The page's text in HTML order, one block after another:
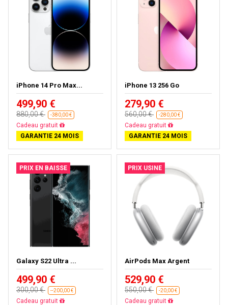
iPhone 14 Pro Max...
499,90 €
880,00 € -380,00 €
Livraison gratuite
GARANTIE 24 MOIS
iPhone 13 256 Go
279,90 €
560,00 € -280,00 €
Livraison gratuite
GARANTIE 24 MOIS
PRIX EN BAISSE
Galaxy S22 Ultra ...
499,90 €
300,00 € --200,00 €
Presque épuisé
PRIX USINE
AirPods Max Argent
529,90 €
550,00 € -20,00 €
Presque épuisé